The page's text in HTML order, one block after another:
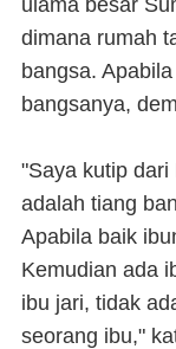
dimana rumah
bangsa.
bangsanya,
"Saya kutip
adalah tiang
Apabila baik
Kemudian ada
ibu jari, tidak
seorang ibu,"